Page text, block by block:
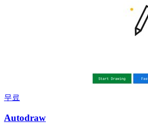
무료
Autodraw